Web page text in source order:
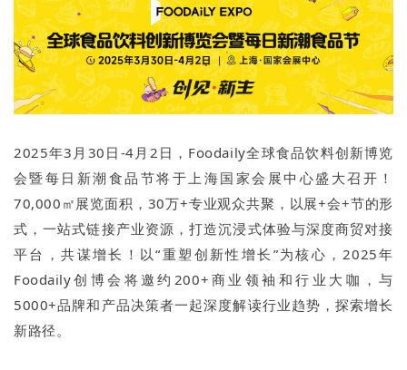
2025年3月30日-4月2日，Foodaily全球食品饮料创新博览
会暨每日新潮食品节将于上海国家会展中心盛大召开！
70,000㎡展览面积，30万+专业观众共聚，以展+会+节的形
式，一站式链接产业资源，打造沉浸式体验与深度商贸对接
平台，共谋增长！以“重塑创新性增长”为核心，2025年
Foodaily创博会将邀约200+商业领袖和行业大咖，与
5000+品牌和产品决策者一起深度解读行业趋势，探索增长
新路径。